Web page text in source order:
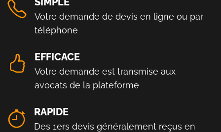
Votre demande de devis en ligne ou par
téléphone
EFFICACE
Votre demande est transmise aux
avocats de la plateforme
RAPIDE
Des 1ers devis généralement reçus en